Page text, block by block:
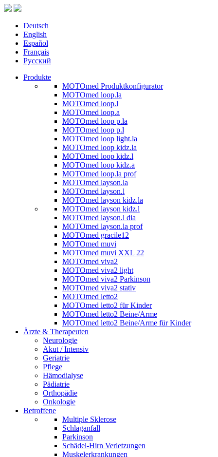
Deutsch
English
Español
Français
Русский
Produkte
MOTOmed Produktkonfigurator
MOTOmed loop.la
MOTOmed loop.l
MOTOmed loop.a
MOTOmed loop p.la
MOTOmed loop p.l
MOTOmed loop light.la
MOTOmed loop kidz.la
MOTOmed loop kidz.l
MOTOmed loop kidz.a
MOTOmed loop.la prof
MOTOmed layson.la
MOTOmed layson.l
MOTOmed layson kidz.la
MOTOmed layson kidz.l
MOTOmed layson.l dia
MOTOmed layson.la prof
MOTOmed gracile12
MOTOmed muvi
MOTOmed muvi XXL 22
MOTOmed viva2
MOTOmed viva2 light
MOTOmed viva2 Parkinson
MOTOmed viva2 stativ
MOTOmed letto2
MOTOmed letto2 für Kinder
MOTOmed letto2 Beine/Arme
MOTOmed letto2 Beine/Arme für Kinder
Ärzte & Therapeuten
Neurologie
Akut / Intensiv
Geriatrie
Pflege
Hämodialyse
Pädiatrie
Orthopädie
Onkologie
Betroffene
Multiple Sklerose
Schlaganfall
Parkinson
Schädel-Hirn Verletzungen
Muskelerkrankungen